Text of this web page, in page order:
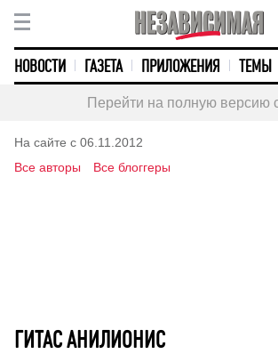
НОВОСТИ ГАЗЕТА ПРИЛОЖЕНИЯ ТЕМЫ
Перейти на полную версию
На сайте с 06.11.2012
Все авторы
Все блоггеры
ГИТАС АНИЛИОНИС